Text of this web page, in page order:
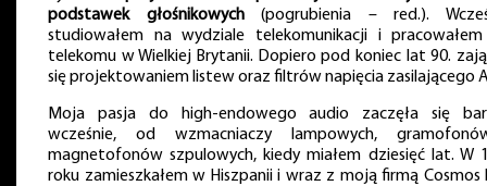
podstawek głośnikowych(pogrubienia – red.).
studiowałem na wydziale telekomunikacji i
telekomu w Wielkiej Brytanii. Dopiero pod koniec lat 90.
się projektowaniem listew oraz filtrów napięcia zasilającego
Moja pasja do high-endowego audio zaczęła się
wcześnie, od wzmacniaczy lampowych,
magnetofonów szpulowych, kiedy miałem dziesięć lat. W
roku zamieszkałem w Hiszpanii i wraz z moją firmą Cosmos